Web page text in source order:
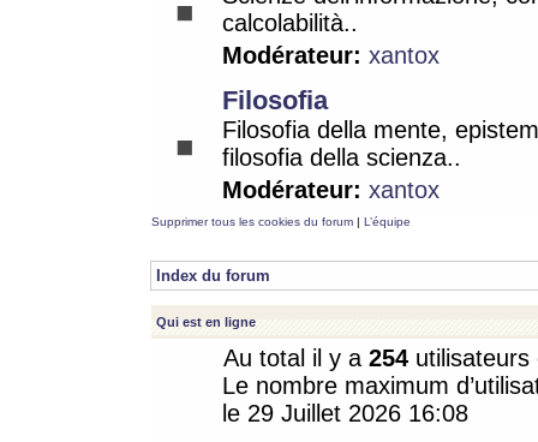
calcolabilità..
Modérateur: xantox
Filosofia
Filosofia della mente,
filosofia della scienza..
Modérateur: xantox
Supprimer tous les cookies du forum | L’équipe
Index du forum
Qui est en ligne
Au total il y a 254
Le nombre maximum
le 29 Juillet 2026 16:08